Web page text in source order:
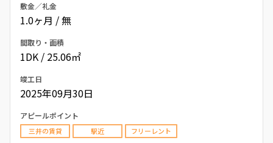
敷金／礼金
1.0ヶ月 / 無
間取り・面積
1DK / 25.06㎡
竣工日
2025年09月30日
アピールポイント
三井の賃貸 駅近 フリーレント